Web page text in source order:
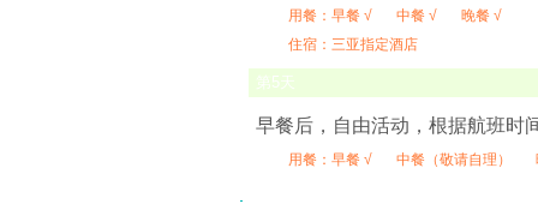
用餐： 早餐 √ 中餐 √
晚餐 √
住宿：三亚指定酒店
第5天
早餐后，自由活动，根据航班时
用餐： 早餐 √ 中餐（敬请自理）